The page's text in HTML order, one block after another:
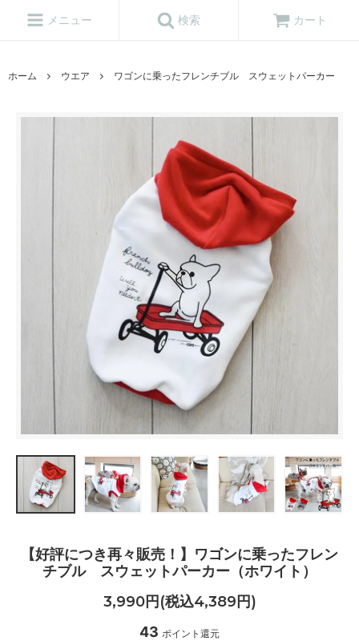
メニュー 検索 カート
ホーム ウエア ワゴンに乗ったフレンチブル スウェットパーカー
【好評につき再々販売！】ワゴンに乗ったフレン
チブル スウェットパーカー（ホワイト）
3,990円(税込4,389円)
43 ポイント還元